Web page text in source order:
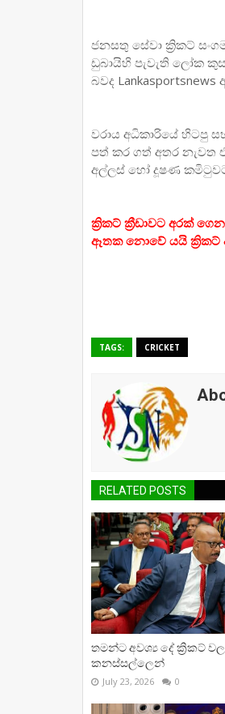
ජනසතු සේවා ක්‍රිකට්
ඩුබායිහි පැවැති ලෝක
බවද Lankasportsnews
වරාය අධිකාරියේ හිටපු
පත් කර ගත් අතර නැවත
අල්ලස් හෝ දූෂණ කමිටුවට
ක්‍රිකට් ක්‍රීඩාවට අරක්
ඈතක නොවේ යයි ක්‍රිකට්
TAGS: CRICKET
RELATED POSTS
තමන්ට අවශ්‍ය දේ ක්‍රිකට්
කනස්සල්ලෙන්
July 23, 2026 0